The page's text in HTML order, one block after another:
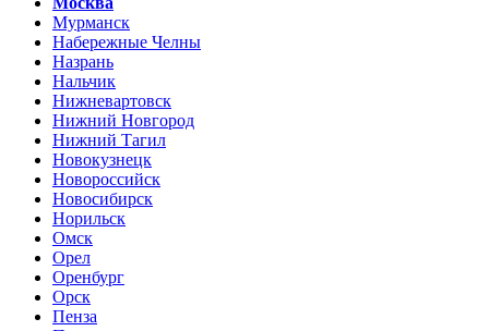
Мурманск
Набережные Челны
Назрань
Нальчик
Нижневартовск
Нижний Новгород
Нижний Тагил
Новокузнецк
Новороссийск
Новосибирск
Норильск
Омск
Орел
Оренбург
Орск
Пенза